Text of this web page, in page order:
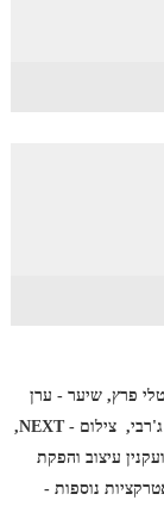
פרץ, שיער - ערן
אוחיון ואבי חטיבה, חליפת חתן - Helga, תקליטן - ארז ג'רבי, צילום - NEXT,
עיצוב והפקת
נוספות -